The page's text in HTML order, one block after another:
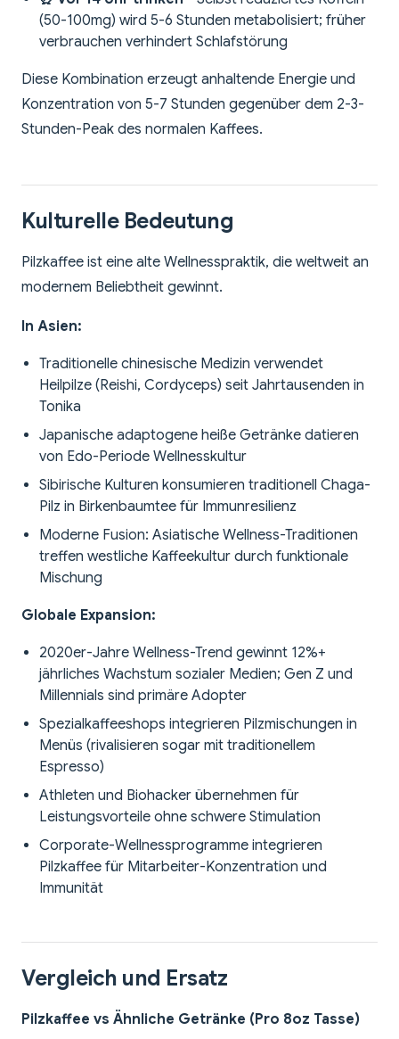
(50-100mg) wird 5-6 Stunden metabolisiert; früher
verbrauchen verhindert Schlafstörung
Diese Kombination erzeugt anhaltende Energie und
Konzentration von 5-7 Stunden gegenüber dem 2-3-
Stunden-Peak des normalen Kaffees.
Kulturelle Bedeutung
Pilzkaffee ist eine alte Wellnesspraktik, die weltweit an
modernem Beliebtheit gewinnt.
In Asien:
Traditionelle chinesische Medizin verwendet
Heilpilze (Reishi, Cordyceps) seit Jahrtausenden in
Tonika
Japanische adaptogene heiße Getränke datieren
von Edo-Periode Wellnesskultur
Sibirische Kulturen konsumieren traditionell Chaga-
Pilz in Birkenbaumtee für Immunresilienz
Moderne Fusion: Asiatische Wellness-Traditionen
treffen westliche Kaffeekultur durch funktionale
Mischung
Globale Expansion:
2020er-Jahre Wellness-Trend gewinnt 12%+
jährliches Wachstum sozialer Medien; Gen Z und
Millennials sind primäre Adopter
Spezialkaffeeshops integrieren Pilzmischungen in
Menüs (rivalisieren sogar mit traditionellem
Espresso)
Athleten und Biohacker übernehmen für
Leistungsvorteile ohne schwere Stimulation
Corporate-Wellnessprogramme integrieren
Pilzkaffee für Mitarbeiter-Konzentration und
Immunität
Vergleich und Ersatz
Pilzkaffee vs Ähnliche Getränke (Pro 8oz Tasse)